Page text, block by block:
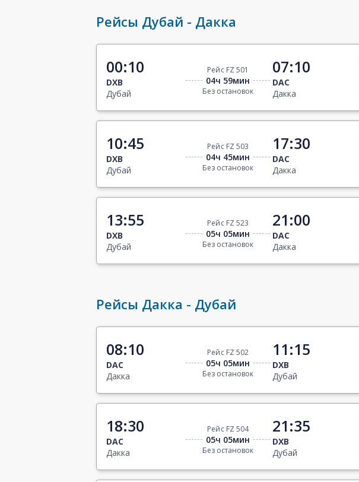
Рейсы Дубай - Дакка
00:10
DXB
Дубай
Рейс FZ 501
04ч 59мин
Без остановок
07:10
DAC
Дакка
10:45
DXB
Дубай
Рейс FZ 503
04ч 45мин
Без остановок
17:30
DAC
Дакка
13:55
DXB
Дубай
Рейс FZ 523
05ч 05мин
Без остановок
21:00
DAC
Дакка
Рейсы Дакка - Дубай
08:10
DAC
Дакка
Рейс FZ 502
05ч 05мин
Без остановок
11:15
DXB
Дубай
18:30
DAC
Дакка
Рейс FZ 504
05ч 05мин
Без остановок
21:35
DXB
Дубай